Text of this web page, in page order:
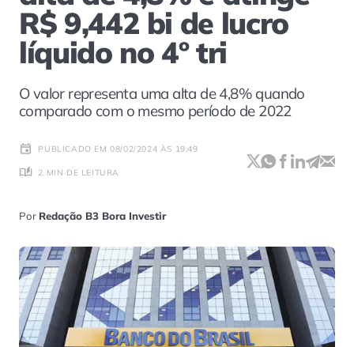
R$ 9,442 bi de lucro
líquido no 4º tri
O valor representa uma alta de 4,8% quando
comparado com o mesmo período de 2022
PUBLICADO EM 08/02/2024 ÀS 19:49
2 MIN DE LEITURA
Por Redação B3 Bora Investir